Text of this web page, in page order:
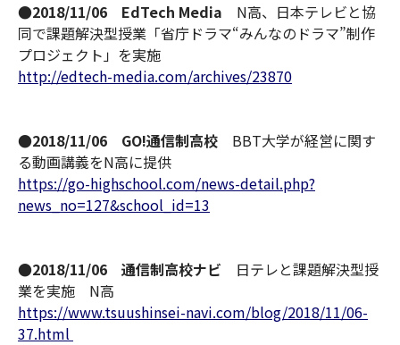
●2018/11/06 EdTech Media N高、日本テレビと協
同で課題解決型授業「省庁ドラマ“みんなのドラマ”制作
プロジェクト」を実施
http://edtech-media.com/archives/23870
●2018/11/06 GO!通信制高校 BBT大学が経営に関す
る動画講義をN高に提供
https://go-highschool.com/news-detail.php?
news_no=127&school_id=13
●2018/11/06 通信制高校ナビ 日テレと課題解決型授
業を実施 N高
https://www.tsuushinsei-navi.com/blog/2018/11/06-
37.html